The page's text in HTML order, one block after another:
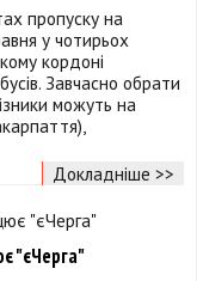
пропуску на
у чотирьох
кордоні
Завчасно обрати
можуть на
Докладніше >>
"єЧерга"